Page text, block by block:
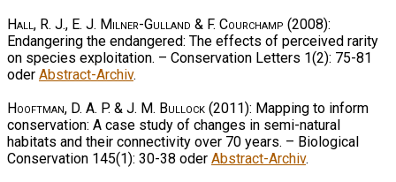
Hall, R. J., E. J. Milner-Gulland & F. Courchamp (2008):
Endangering the endangered: The effects of perceived rarity
on species exploitation. – Conservation Letters 1(2): 75-81
oder Abstract-Archiv.
Hooftman, D. A. P. & J. M. Bullock (2011): Mapping to inform
conservation: A case study of changes in semi-natural
habitats and their connectivity over 70 years. – Biological
Conservation 145(1): 30-38 oder Abstract-Archiv.